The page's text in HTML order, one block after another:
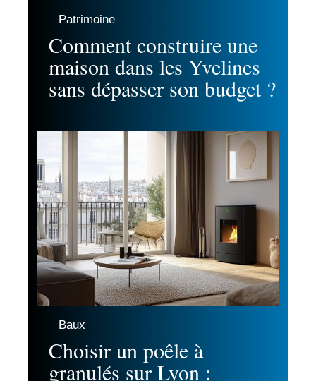
Patrimoine
Comment construire une
maison dans les Yvelines
sans dépasser son budget ?
Baux
Choisir un poêle à
granulés sur Lyon :